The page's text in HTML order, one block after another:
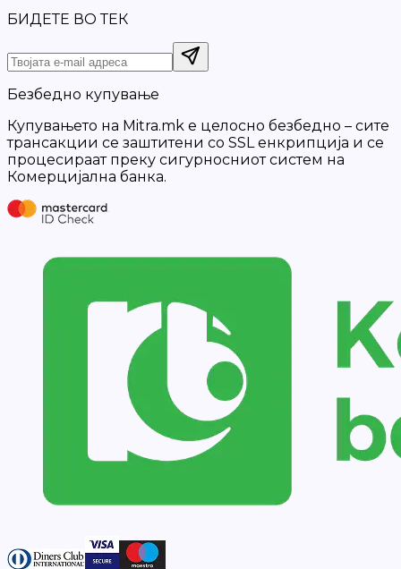
БИДЕТЕ ВО ТЕК
Безбедно купување
Купувањето на Mitra.mk е целосно безбедно – сите
трансакции се заштитени со SSL енкрипција и се
процесираат преку сигурносниот систем на
Комерцијална банка.